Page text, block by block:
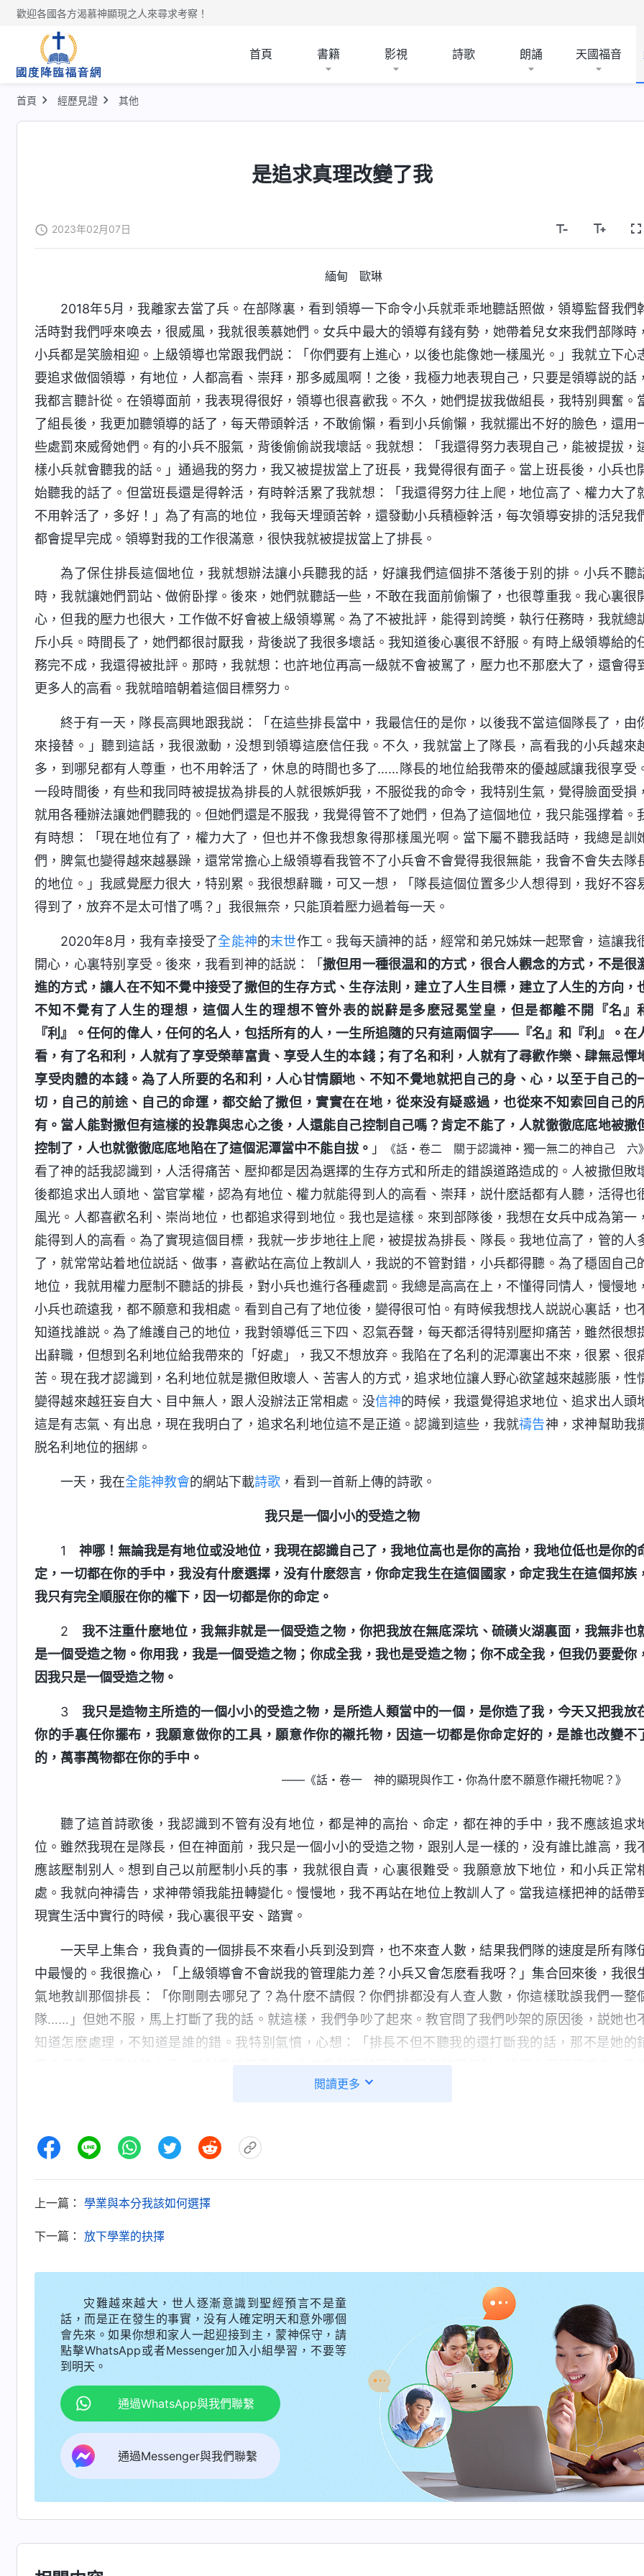
歡迎各國各方渴慕神顯現之人來尋求考察！
首頁 書籍 影視 詩歌 朗誦 天國福音
首頁 經歷見證 其他
是追求真理改變了我
2023年02月07日
緬甸 歐琳
2018年5月，我離家去當了兵。在部隊裏，看到領導一下命令小兵就乖乖地聽話照做，領導監督我們
活時對我們呼來唤去，很威風，我就很羡慕她們。女兵中最大的領導有錢有勢，她帶着兒女來我們部隊時，
小兵都是笑臉相迎。上級領導也常跟我們説：「你們要有上進心，以後也能像她一樣風光。」我就立下心
要追求做個領導，有地位，人都高看、崇拜，那多威風啊！之後，我極力地表現自己，只要是領導説的話，
我都言聽計從。在領導面前，我表現得很好，領導也很喜歡我。不久，她們提拔我做組長，我特别興奮。
了組長後，我更加聽領導的話了，每天帶頭幹活，不敢偷懶，看到小兵偷懶，我就擺出不好的臉色，還用
些處罰來威脅她們。有的小兵不服氣，背後偷偷説我壞話。我就想：「我還得努力表現自己，能被提拔，
樣小兵就會聽我的話。」通過我的努力，我又被提拔當上了班長，我覺得很有面子。當上班長後，小兵也
始聽我的話了。但當班長還是得幹活，有時幹活累了我就想：「我還得努力往上爬，地位高了、權力大了
不用幹活了，多好！」為了有高的地位，我每天埋頭苦幹，還發動小兵積極幹活，每次領導安排的活兒我
都會提早完成。領導對我的工作很滿意，很快我就被提拔當上了排長。
為了保住排長這個地位，我就想辦法讓小兵聽我的話，好讓我們這個排不落後于别的排。小兵不聽
時，我就讓她們罰站、做俯卧撑。後來，她們就聽話一些，不敢在我面前偷懶了，也很尊重我。我心裏很
心，但我的壓力也很大，工作做不好會被上級領導駡。為了不被批評，能得到誇奬，執行任務時，我就總訓
斥小兵。時間長了，她們都很討厭我，背後説了我很多壞話。我知道後心裏很不舒服。有時上級領導給的
務完不成，我還得被批評。那時，我就想：也許地位再高一級就不會被駡了，壓力也不那麽大了，還會得
更多人的高看。我就暗暗朝着這個目標努力。
終于有一天，隊長高興地跟我説：「在這些排長當中，我最信任的是你，以後我不當這個隊長了，由
來接替。」聽到這話，我很激動，没想到領導這麽信任我。不久，我就當上了隊長，高看我的小兵越來
多，到哪兒都有人尊重，也不用幹活了，休息的時間也多了……隊長的地位給我帶來的優越感讓我很享受
一段時間後，有些和我同時被提拔為排長的人就很嫉妒我，不服從我的命令，我特别生氣，覺得臉面受損，
就用各種辦法讓她們聽我的。但她們還是不服我，我覺得管不了她們，但為了這個地位，我只能强撑着。
有時想：「現在地位有了，權力大了，但也并不像我想象得那樣風光啊。當下屬不聽我話時，我總是訓
們，脾氣也變得越來越暴躁，還常常擔心上級領導看我管不了小兵會不會覺得我很無能，我會不會失去隊
的地位。」我感覺壓力很大，特别累。我很想辭職，可又一想，「隊長這個位置多少人想得到，我好不容
得到了，放弃不是太可惜了嗎？」我很無奈，只能頂着壓力過着每一天。
2020年8月，我有幸接受了全能神的末世作工。我每天讀神的話，經常和弟兄姊妹一起聚會，這讓我
開心，心裏特别享受。後來，我看到神的話説：「 撒但用一種很温和的方式，很合人觀念的方式，不是很
進的方式，讓人在不知不覺中接受了撒但的生存方式、生存法則，建立了人生目標，建立了人生的方向，
不知不覺有了人生的理想，這個人生的理想不管外表的説辭是多麽冠冕堂皇，但是都離不開『名』
『利』。任何的偉人，任何的名人，包括所有的人，一生所追隨的只有這兩個字——『名』和『利』。在
看，有了名和利，人就有了享受榮華富貴、享受人生的本錢；有了名和利，人就有了尋歡作樂、肆無忌憚
享受肉體的本錢。為了人所要的名和利，人心甘情願地、不知不覺地就把自己的身、心，以至于自己的
切，自己的前途、自己的命運，都交給了撒但，實實在在地，從來没有疑惑過，也從來不知索回自己的
有。當人能對撒但有這樣的投靠與忠心之後，人還能自己控制自己嗎？肯定不能了，人就徹徹底底地被撒
控制了，人也就徹徹底底地陷在了這個泥潭當中不能自拔。 」 《話・卷二 關于認識神・獨一無二的神自己 六》
看了神的話我認識到，人活得痛苦、壓抑都是因為選擇的生存方式和所走的錯誤道路造成的。人被撒但敗
後都追求出人頭地、當官掌權，認為有地位、權力就能得到人的高看、崇拜，説什麽話都有人聽，活得也
風光。人都喜歡名利、崇尚地位，也都追求得到地位。我也是這樣。來到部隊後，我想在女兵中成為第一，
能得到人的高看。為了實現這個目標，我就一步步地往上爬，被提拔為排長、隊長。我地位高了，管的人
了，就常常站着地位説話、做事，喜歡站在高位上教訓人，我説的不管對錯，小兵都得聽。為了穩固自己
地位，我就用權力壓制不聽話的排長，對小兵也進行各種處罰。我總是高高在上，不懂得同情人，慢慢地，
小兵也疏遠我，都不願意和我相處。看到自己有了地位後，變得很可怕。有時候我想找人説説心裏話，也
知道找誰説。為了維護自己的地位，我對領導低三下四、忍氣吞聲，每天都活得特别壓抑痛苦，雖然很想
出辭職，但想到名利地位給我帶來的「好處」，我又不想放弃。我陷在了名利的泥潭裏出不來，很累、很
苦。現在我才認識到，名利地位就是撒但敗壞人、苦害人的方式，追求地位讓人野心欲望越來越膨脹，性
變得越來越狂妄自大、目中無人，跟人没辦法正常相處。没信神的時候，我還覺得追求地位、追求出人頭
這是有志氣、有出息，現在我明白了，追求名利地位這不是正道。認識到這些，我就禱告神，求神幫助我
脱名利地位的捆綁。
一天，我在全能神教會的網站下載詩歌 ，看到一首新上傳的詩歌。
我只是一個小小的受造之物
1神哪！無論我是有地位或没地位，我現在認識自己了，我地位高也是你的高抬，我地位低也是你的
定，一切都在你的手中，我没有什麽選擇，没有什麽怨言，你命定我生在這個國家，命定我生在這個邦族
我只有完全順服在你的權下，因一切都是你的命定。
2 我不注重什麽地位，我無非就是一個受造之物，你把我放在無底深坑、硫磺火湖裏面，我無非也
是一個受造之物。你用我，我是一個受造之物；你成全我，我也是受造之物；你不成全我，但我仍要愛你
因我只是一個受造之物。
3 我只是造物主所造的一個小小的受造之物，是所造人類當中的一個，是你造了我，今天又把我放
你的手裏任你擺布，我願意做你的工具，願意作你的襯托物，因這一切都是你命定好的，是誰也改變不
的，萬事萬物都在你的手中。
——《話・卷一 神的顯現與作工・你為什麽不願意作襯托物呢？》
聽了這首詩歌後，我認識到不管有没有地位，都是神的高抬、命定，都在神的手中，我不應該追求
位。雖然我現在是隊長，但在神面前，我只是一個小小的受造之物，跟别人是一樣的，没有誰比誰高，我
應該壓制别人。想到自己以前壓制小兵的事，我就很自責，心裏很難受。我願意放下地位，和小兵正常
處。我就向神禱告，求神帶領我能扭轉變化。慢慢地，我不再站在地位上教訓人了。當我這樣把神的話帶
現實生活中實行的時候，我心裏很平安、踏實。
一天早上集合，我負責的一個排長不來看小兵到没到齊，也不來查人數，結果我們隊的速度是所有隊
中最慢的。我很擔心，「上級領導會不會説我的管理能力差？小兵又會怎麽看我呀？」集合回來後，我很
氣地教訓那個排長：「你剛剛去哪兒了？為什麽不請假？你們排都没有人查人數，你這樣耽誤我們一整
隊……」但她不服，馬上打斷了我的話。就這樣，我們争吵了起來。教官問了我們吵架的原因後，説她也
知道怎麽處理，不知道是誰的錯。我特别氣憤，心想：「排長不但不聽我的還打斷我的話，那不是她的
氣地摔門出去了。回到宿舍，我心裏很委屈，眼泪不停地流。連長知道了我們吵架的事，就對那個排長説：
口氣，很有面子，也很開心，并没有意識到有什麽不對。
他們為了維護自己的地位、自己的尊嚴常常發泄情緒，流露狂妄本性。人的發火與宣泄都是為了維護罪惡的
人的野心與欲望。……人的宣泄是邪惡勢力的出口，是屬血氣之人的惡行泛濫與難以遏制的表現。
二 關于認識神・獨一無二的神自己 二》「撒但性情中包括多種敗壞性情，但撒但性情中最明顯的、最突出的
就是狂妄性情。狂妄是人敗壞性情的病根，人越狂妄就越没有理智，越没有理智就越容易抵擋神。這個問題
嚴重到什麽程度呢？人有狂妄性情不但目中無人，最嚴重的就是目中無神，心裏一點敬畏神的心都没有。别
看人信神、跟隨神了，但人并不把神當神對待，總覺得自己有
、自己偉大，這是狂妄性情的實質、
源，是從撒但來的。所以，狂妄的問題必須得解决。目中無人那是小事，關鍵是人的狂妄性情使人不順服
神，不順服神的主宰安排，總要與神争奪權力控制人，這樣的人没有絲毫敬畏神的心，更别提什麽愛神、順
服神了。狂妄自大的人，尤其狂妄得失去理智的人，信神不能順服神，還高舉
自己，這是最抵擋神
人，絲毫敬畏神的心都没有。
《話・卷三 末世基督座談紀要・第三部分》從神的話中看到，人有了地位就
狂、囂張，就會為了維護臉面地位常常流露血氣教訓人，向人耍威風，這都是受狂妄性情支配的。回想來到
閲讀更多
上一篇： 學業與本分我該如何選擇
下一篇： 放下學業的抉擇
灾難越來越大，世人逐漸意識到聖經預言不是童
話，而是正在發生的事實，没有人確定明天和意外哪個
會先來。如果你想和家人一起迎接到主，蒙神保守，請
點擊WhatsApp或者Messenger加入小組學習，不要等
到明天。
通過WhatsApp與我們聯繫
通過Messenger與我們聯繫